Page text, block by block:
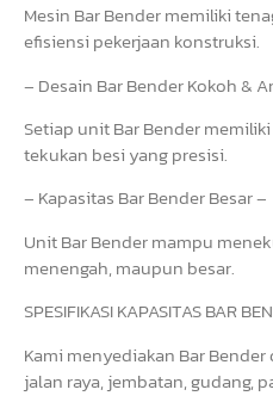
Mesin Bar Bender memiliki
efisiensi pekerjaan konstruksi.
– Desain Bar Bender Kokoh &
Setiap unit Bar Bender
tekukan besi yang presisi.
– Kapasitas Bar Bender Besar –
Unit Bar Bender mampu
menengah, maupun besar.
SPESIFIKASI KAPASITAS BAR
Kami menyediakan Bar
jalan raya, jembatan, gudang,